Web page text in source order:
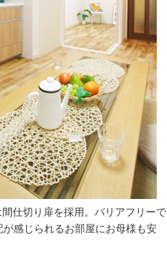
仕切り扉を採用。バリアフリーで
感じられるお部屋にお母様も安